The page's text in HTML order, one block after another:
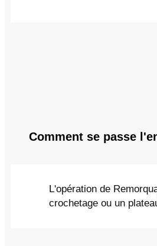
Comment se passe
L'opération de
crochetage ou un